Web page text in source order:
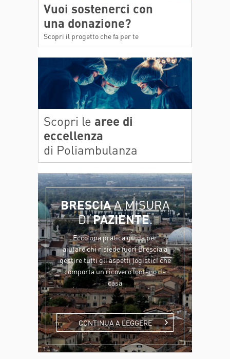
Vuoi sostenerci con
una donazione?
Scopri il progetto che fa per te
Scopri le aree di
eccellenza
di Poliambulanza
BRESCIAA MISURA
DIPAZIENTE.
Ecco una pratica guida per
aiutare chi risiede fuori Brescia a
gestire tutti gli aspetti logistici che
comporta un ricovero lontano da
casa
CONTINUA A LEGGERE